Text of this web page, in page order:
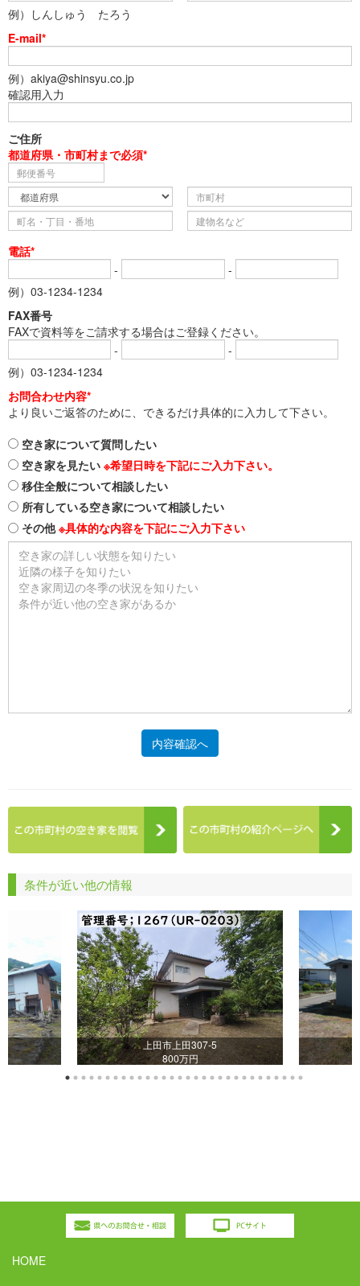
例）しんしゅう たろう
E-mail*
例）akiya@shinsyu.co.jp
確認用入力
ご住所
都道府県・市町村まで必須*
電話*
-
-
例）03-1234-1234
FAX番号
FAXで資料等をご請求する場合はご登録ください。
-
-
例）03-1234-1234
お問合わせ内容*
より良いご返答のために、できるだけ具体的に入力して下さい。
空き家について質問したい
空き家を見たい ※希望日時を下記にご入力下さい。
移住全般について相談したい
所有している空き家について相談したい
その他※具体的な内容を下記にご入力下さい
内容確認へ
条件が近い他の情報
上田市上田307-5
800万円
HOME